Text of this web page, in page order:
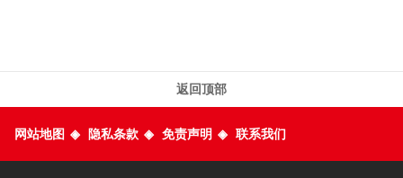
返回顶部
网站地图 ◈ 隐私条款 ◈ 免责声明 ◈ 联系我们